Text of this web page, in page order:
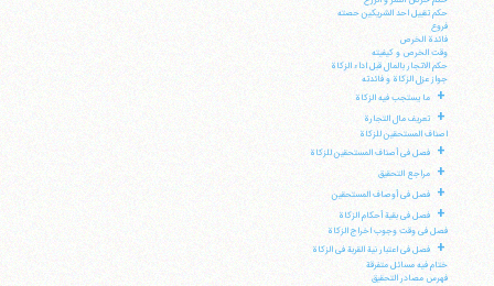
حکم تقبیل احد الشریکین حصته
فروع
فائدة الخرص
وقت الخرص و کیفیته
حکم الاتجار بالمال قبل اداء الزکاة
جواز عزل الزکاة و فائدته
+ ما یستجب فیه الزکاة
+
تعریف مال التجارة
اصناف المستحقین للزکاة
+ فصل فی أصناف المستحقین للزکاة
+ مراجع التحقیق
+ فصل فی أوصاف المستحقین
+
فصل فی بقیة أحکام الزکاة
فصل فی وقت وجوب اخراج الزکاة
+
فصل فی اعتبار نیة القربة فی الزکاة
ختام فیه مسائل متفرقة
فهرس مصادر التحقیق